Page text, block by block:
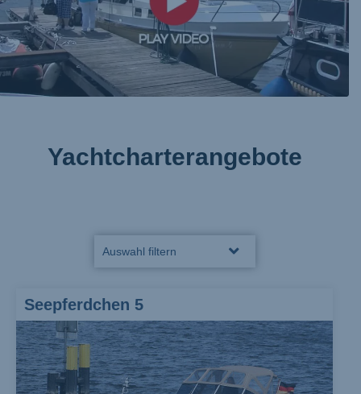
Yachtcharterangebote
Auswahl filtern
6-8 Personen
4-6 Personen
Seepferdchen 5